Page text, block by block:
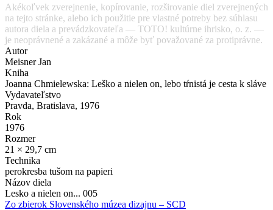
Akékoľvek zverejnenie, kopírovanie, rozširovanie diel zverejnených
na tejto stránke, alebo ich použitie pre vlastné potreby bez súhlasu
autora diela a prevádzkovateľa — TOTO! kultúrne ihrisko, o. z. —
je neoprávnené a zakázané a môže byť považované za protiprávne.
Autor
Meisner Jan
Kniha
Joanna Chmielewska: Leško a nielen on, lebo tŕnistá je cesta k sláve
Vydavateľstvo
Pravda, Bratislava, 1976
Rok
1976
Rozmer
21 × 29,7 cm
Technika
perokresba tušom na papieri
Názov diela
Lesko a nielen on... 005
Zo zbierok Slovenského múzea dizajnu – SCD